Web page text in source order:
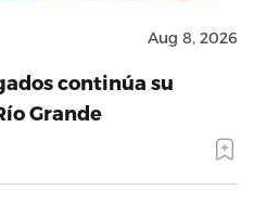
Aug 8, 2026
continúa su
Grande